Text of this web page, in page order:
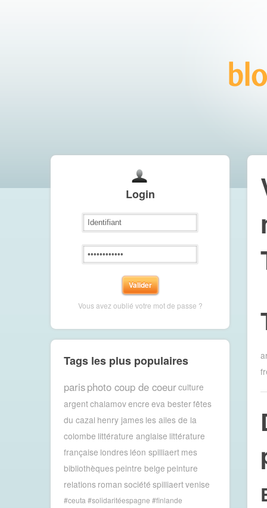
Login
Vous avez oublié votre mot de passe ?
Tags les plus populaires
parisphoto coup de coeurculture
argentchalamovencre eva besterfêtes
du cazal henry james les ailes de la
colombe littérature anglaise littérature
française londres léon spilliaert mes
bibliothèquespeintre belge peinture
relations roman société spilliaertvenise
#ceuta #solidaritéespagne #finlande